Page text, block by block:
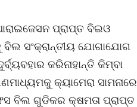
ପ୍ରାପ୍ତ ବିଇଓ
ବିଲ ସଂକ୍ରାନ୍ତୀୟ ଯୋଗାଯୋଗ
କରିନାହାନ୍ତି କିମ୍ବା
କ୍ୟାମେରା ସାମନାରେ
ବିଲ ଗୁଡିକର କ୍ଷମତା ପ୍ରାପ୍ତ